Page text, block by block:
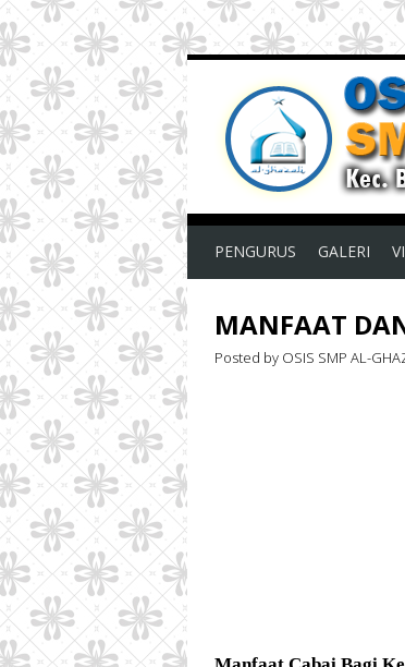
PENGURUS GALERI
MANFAAT
Posted by OSIS SMP AL-